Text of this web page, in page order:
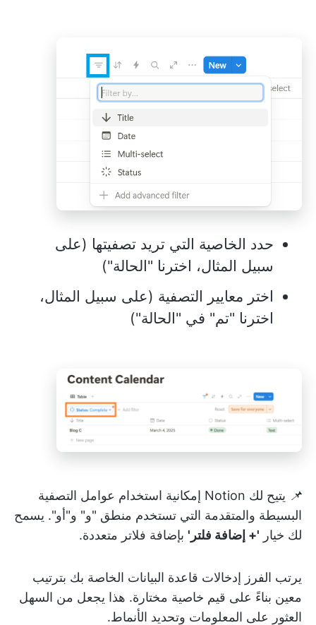
حدد الخاصية التي تريد تصفيتها (على
سبيل المثال، اخترنا "الحالة")
اختر معايير التصفية (على سبيل المثال،
اخترنا "تم" في "الحالة")
📌
يتيح لك Notion إمكانية استخدام عوامل التصفية
البسيطة والمتقدمة التي تستخدم منطق "و" و"أو". يسمح
لك خيار '+ إضافة فلتر' بإضافة فلاتر متعددة.
يرتب الفرز إدخالات قاعدة البيانات الخاصة بك بترتيب
معين بناءً على قيم خاصية مختارة. هذا يجعل من السهل
العثور على المعلومات وتحديد الأنماط.